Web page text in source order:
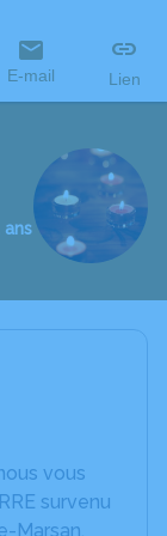
E-mail Lien
vous
survenu
Marsan.